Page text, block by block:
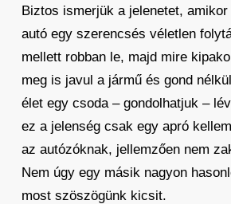
Biztos ismerjük a jelenetet,
autó egy szerencsés véletlen
mellett robban le, majd mire
meg is javul a jármű és gond
élet egy csoda – gondolhatjuk –
ez a jelenség csak egy apró
az autózóknak, jellemzően nem
Nem úgy egy másik nagyon
most szöszögünk kicsit.